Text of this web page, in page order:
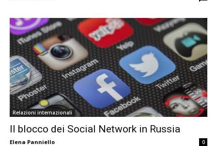
Relazioni internazionali
Il blocco dei Social Network in Russia
Elena Panniello 0